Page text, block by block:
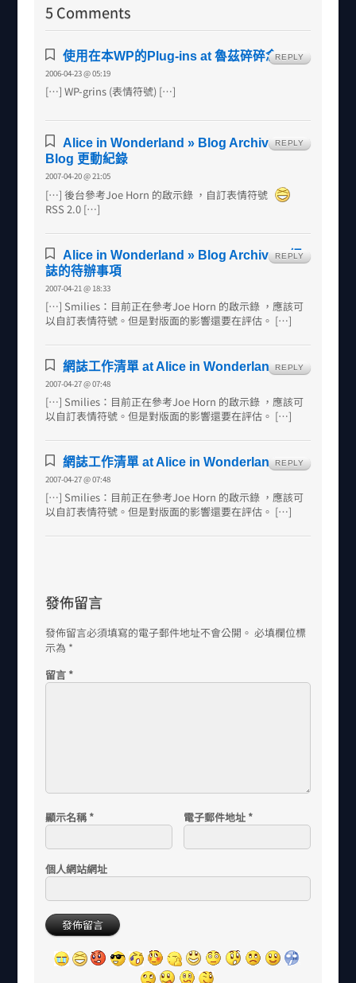
5 Comments
使用在本WP的Plug-ins at 魯茲碎碎念
2006-04-23 @ 05:19
[…] WP-grins (表情符號) […]
REPLY
Alice in Wonderland » Blog Archive »
Blog 更動紀錄
2007-04-20 @ 21:05
[…] 後台參考Joe Horn 的啟示錄 ，自訂表情符號
RSS 2.0 […]
REPLY
Alice in Wonderland » Blog Archive » 網
誌的待辦事項
2007-04-21 @ 18:33
[…] Smilies：目前正在參考Joe Horn 的啟示錄 ，應該可
以自訂表情符號。但是對版面的影響還要在評估。 […]
REPLY
網誌工作清單 at Alice in Wonderland
2007-04-27 @ 07:48
[…] Smilies：目前正在參考Joe Horn 的啟示錄 ，應該可
以自訂表情符號。但是對版面的影響還要在評估。 […]
REPLY
網誌工作清單 at Alice in Wonderland
2007-04-27 @ 07:48
[…] Smilies：目前正在參考Joe Horn 的啟示錄 ，應該可
以自訂表情符號。但是對版面的影響還要在評估。 […]
REPLY
發佈留言
發佈留言必須填寫的電子郵件地址不會公開。 必填欄位標
示為 *
留言 *
顯示名稱 * 電子郵件地址 *
個人網站網址